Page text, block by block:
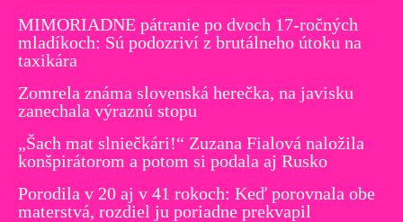
MIMORIADNE pátranie po dvoch 17-ročných
mladíkoch: Sú podozriví z brutálneho útoku na
taxikára
Zomrela známa slovenská herečka, na javisku
zanechala výraznú stopu
„Šach mat slniečkári!“ Zuzana Fialová naložila
konšpirátorom a potom si podala aj Rusko
Porodila v 20 aj v 41 rokoch: Keď porovnala obe
materstvá, rozdiel ju poriadne prekvapil